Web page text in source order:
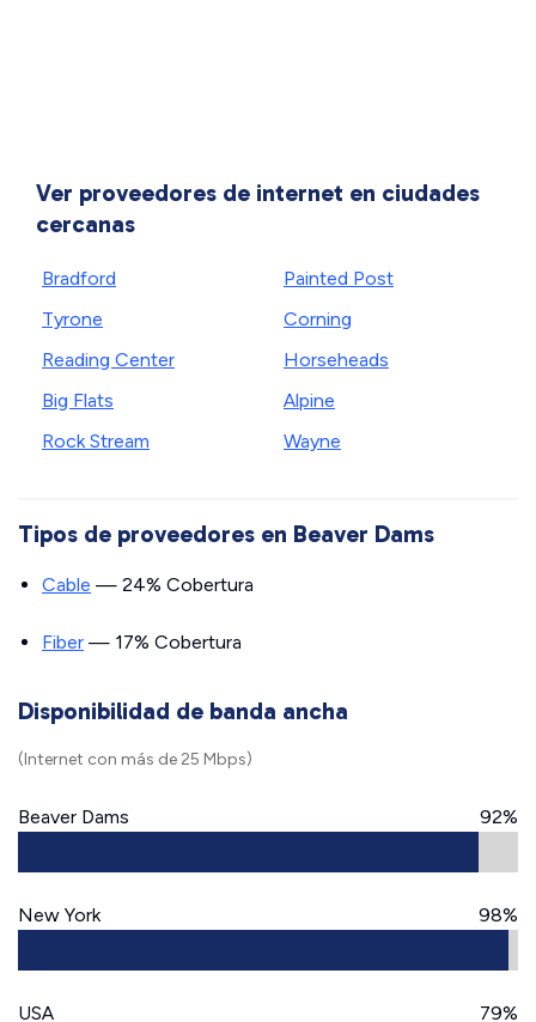
Ver proveedores de internet en ciudades
cercanas
Bradford
Tyrone
Reading Center
Big Flats
Rock Stream
Painted Post
Corning
Horseheads
Alpine
Wayne
Tipos de proveedores en Beaver Dams
Cable — 24% Cobertura
Fiber — 17% Cobertura
Disponibilidad de banda ancha
(Internet con más de 25 Mbps)
Beaver Dams 92%
New York 98%
USA 79%